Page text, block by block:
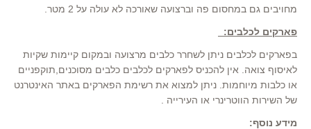
מחויבים גם במחסום פה וברצועה שאורכה לא עולה על 2 מטר.
פארקים לכלבים:
בפארקים לכלבים ניתן לשחרר כלבים מרצועה ובמקום קיימות שקיות
לאיסוף צואה. אין להכניס לפארקים לכלבים כלבים מסוכנים,תוקפניים
או כלבות מיוחמות. ניתן למצוא את רשימת הפארקים באתר האינטרנט
של השירות הווטרינרי או העירייה .
מידע נוסף: